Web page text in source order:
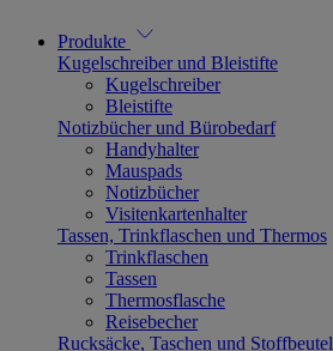
Produkte
Kugelschreiber und Bleistifte
Kugelschreiber
Bleistifte
Notizbücher und Bürobedarf
Handyhalter
Mauspads
Notizbücher
Visitenkartenhalter
Tassen, Trinkflaschen und Thermos
Trinkflaschen
Tassen
Thermosflasche
Reisebecher
Rucksäcke, Taschen und Stoffbeutel